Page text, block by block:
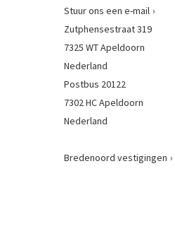
Stuur ons een e-mail
Zutphensestraat 319
7325 WT Apeldoorn
Nederland
Postbus 20122
7302 HC Apeldoorn
Nederland
Bredenoord vestigingen